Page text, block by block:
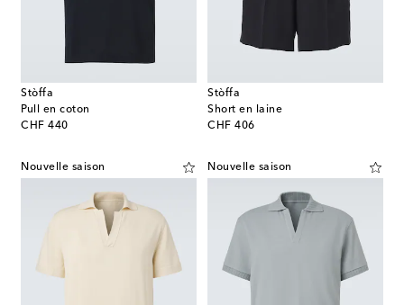
Stòffa
Pull en coton
CHF 440
original price
Stòffa
Short en laine
CHF 406
original price
Nouvelle saison Nouvelle saison